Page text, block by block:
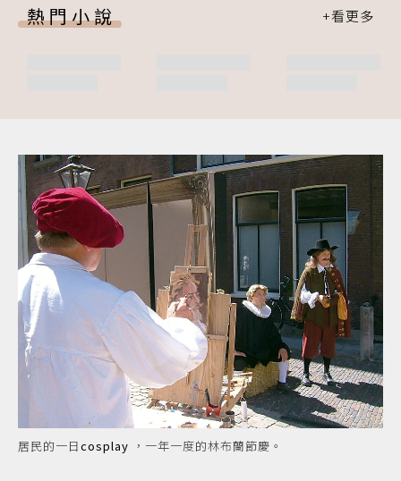
熱門小說
居民的一日cosplay ，一年一度的林布蘭節慶。